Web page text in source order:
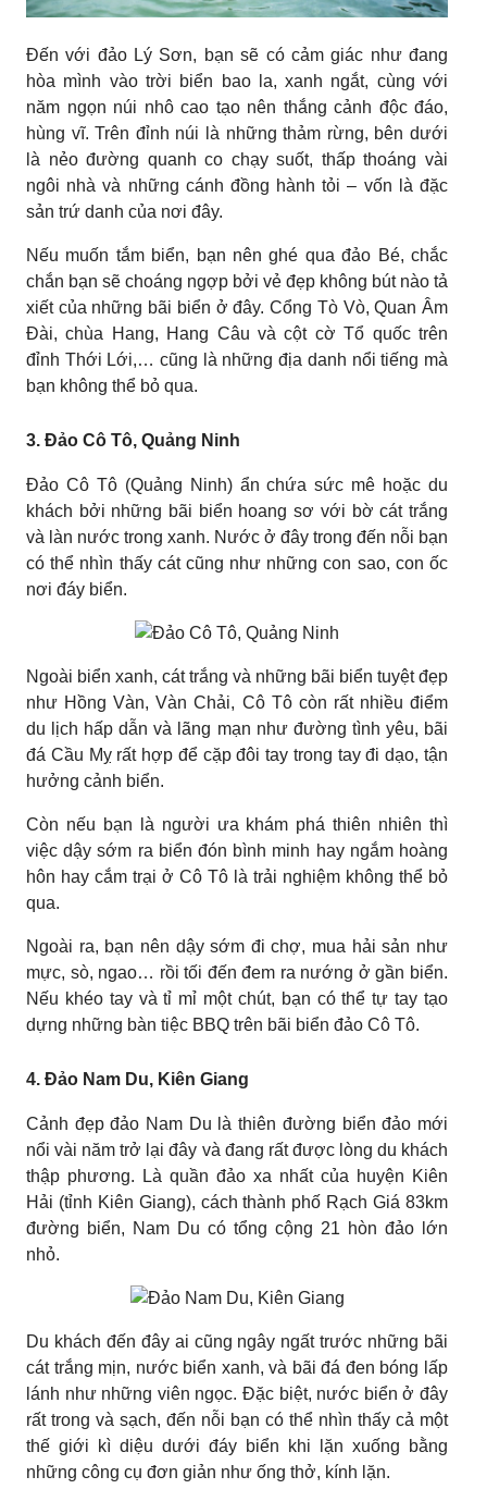
Đến với đảo Lý Sơn, bạn sẽ có cảm giác như đang
hòa mình vào trời biển bao la, xanh ngắt, cùng với
năm ngọn núi nhô cao tạo nên thắng cảnh độc đáo,
hùng vĩ. Trên đỉnh núi là những thảm rừng, bên dưới
là nẻo đường quanh co chạy suốt, thấp thoáng vài
ngôi nhà và những cánh đồng hành tỏi – vốn là đặc
sản trứ danh của nơi đây.
Nếu muốn tắm biển, bạn nên ghé qua đảo Bé, chắc
chắn bạn sẽ choáng ngợp bởi vẻ đẹp không bút nào tả
xiết của những bãi biển ở đây. Cổng Tò Vò, Quan Âm
Đài, chùa Hang, Hang Câu và cột cờ Tổ quốc trên
đỉnh Thới Lới,… cũng là những địa danh nổi tiếng mà
bạn không thể bỏ qua.
3. Đảo Cô Tô, Quảng Ninh
Đảo Cô Tô (Quảng Ninh) ẩn chứa sức mê hoặc du
khách bởi những bãi biển hoang sơ với bờ cát trắng
và làn nước trong xanh. Nước ở đây trong đến nỗi bạn
có thể nhìn thấy cát cũng như những con sao, con ốc
nơi đáy biển.
Ngoài biển xanh, cát trắng và những bãi biển tuyệt đẹp
như Hồng Vàn, Vàn Chải, Cô Tô còn rất nhiều điểm
du lịch hấp dẫn và lãng mạn như đường tình yêu, bãi
đá Cầu Mỵ rất hợp để cặp đôi tay trong tay đi dạo, tận
hưởng cảnh biển.
Còn nếu bạn là người ưa khám phá thiên nhiên thì
việc dậy sớm ra biển đón bình minh hay ngắm hoàng
hôn hay cắm trại ở Cô Tô là trải nghiệm không thể bỏ
qua.
Ngoài ra, bạn nên dậy sớm đi chợ, mua hải sản như
mực, sò, ngao… rồi tối đến đem ra nướng ở gần biển.
Nếu khéo tay và tỉ mỉ một chút, bạn có thể tự tay tạo
dựng những bàn tiệc BBQ trên bãi biển đảo Cô Tô.
4. Đảo Nam Du, Kiên Giang
Cảnh đẹp đảo Nam Du là thiên đường biển đảo mới
nổi vài năm trở lại đây và đang rất được lòng du khách
thập phương. Là quần đảo xa nhất của huyện Kiên
Hải (tỉnh Kiên Giang), cách thành phố Rạch Giá 83km
đường biển, Nam Du có tổng cộng 21 hòn đảo lớn
nhỏ.
Du khách đến đây ai cũng ngây ngất trước những bãi
cát trắng mịn, nước biển xanh, và bãi đá đen bóng lấp
lánh như những viên ngọc. Đặc biệt, nước biển ở đây
rất trong và sạch, đến nỗi bạn có thể nhìn thấy cả một
thế giới kì diệu dưới đáy biển khi lặn xuống bằng
những công cụ đơn giản như ống thở, kính lặn.